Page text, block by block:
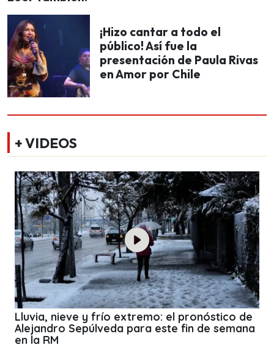
¡Hizo cantar a todo el
público! Así fue la
presentación de Paula Rivas
en Amor por Chile
+ VIDEOS
Lluvia, nieve y frío extremo: el pronóstico de
Alejandro Sepúlveda para este fin de semana
en la RM